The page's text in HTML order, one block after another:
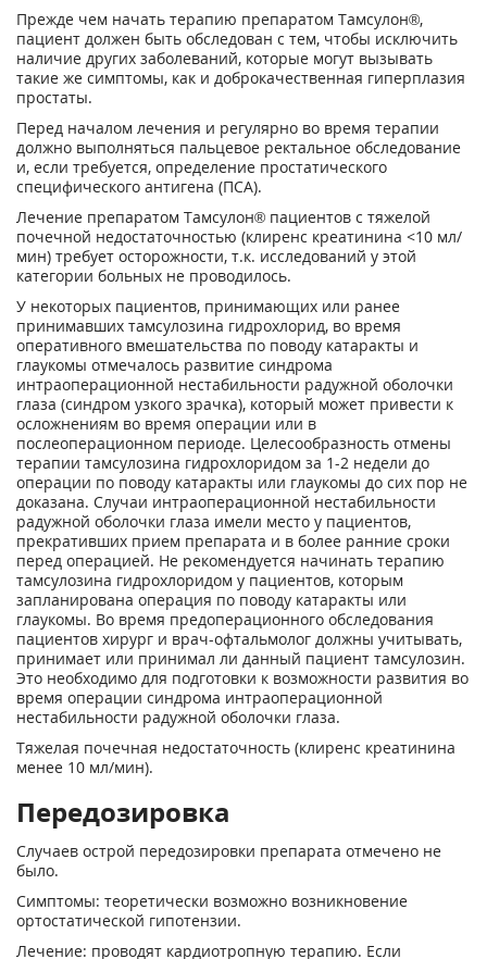
Прежде чем начать терапию препаратом Тамсулон®,
пациент должен быть обследован с тем, чтобы исключить
наличие других заболеваний, которые могут вызывать
такие же симптомы, как и доброкачественная гиперплазия
простаты.
Перед началом лечения и регулярно во время терапии
должно выполняться пальцевое ректальное обследование
и, если требуется, определение простатического
специфического антигена (ПСА).
Лечение препаратом Тамсулон® пациентов с тяжелой
почечной недостаточностью (клиренс креатинина <10 мл/
мин) требует осторожности, т.к. исследований у этой
категории больных не проводилось.
У некоторых пациентов, принимающих или ранее
принимавших тамсулозина гидрохлорид, во время
оперативного вмешательства по поводу катаракты и
глаукомы отмечалось развитие синдрома
интраоперационной нестабильности радужной оболочки
глаза (синдром узкого зрачка), который может привести к
осложнениям во время операции или в
послеоперационном периоде. Целесообразность отмены
терапии тамсулозина гидрохлоридом за 1-2 недели до
операции по поводу катаракты или глаукомы до сих пор не
доказана. Случаи интраоперационной нестабильности
радужной оболочки глаза имели место у пациентов,
прекративших прием препарата и в более ранние сроки
перед операцией. Не рекомендуется начинать терапию
тамсулозина гидрохлоридом у пациентов, которым
запланирована операция по поводу катаракты или
глаукомы. Во время предоперационного обследования
пациентов хирург и врач-офтальмолог должны учитывать,
принимает или принимал ли данный пациент тамсулозин.
Это необходимо для подготовки к возможности развития во
время операции синдрома интраоперационной
нестабильности радужной оболочки глаза.
Тяжелая почечная недостаточность (клиренс креатинина
менее 10 мл/мин).
Передозировка
Случаев острой передозировки препарата отмечено не
было.
Симптомы: теоретически возможно возникновение
ортостатической гипотензии.
Лечение: проводят кардиотропную терапию. Если